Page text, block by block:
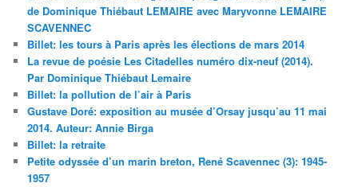
de Dominique Thiébaut LEMAIRE avec Maryvonne LEMAIRE
SCAVENNEC
Billet: les tours à Paris après les élections de mars 2014
La revue de poésie Les Citadelles numéro dix-neuf (2014).
Par Dominique Thiébaut Lemaire
Billet: la pollution de l’air à Paris
Gustave Doré: exposition au musée d’Orsay jusqu’au 11 mai
2014. Auteur: Annie Birga
Billet: la retraite
Petite odyssée d’un marin breton, René Scavennec (3): 1945-
1957